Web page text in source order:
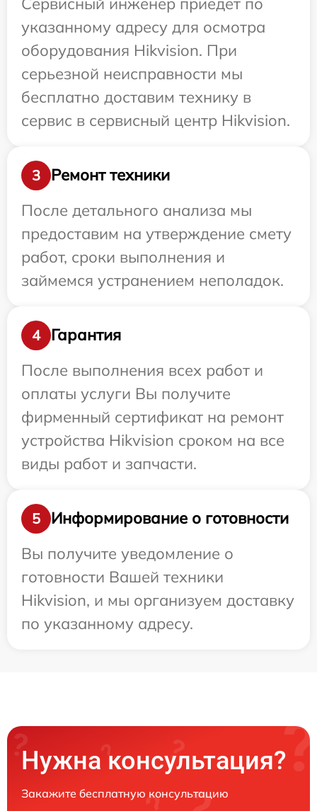
указанному адресу для осмотра
оборудования Hikvision. При
серьезной неисправности мы
бесплатно доставим технику в
сервис в сервисный центр Hikvision.
3
Ремонт техники
После детального анализа мы
предоставим на утверждение смету
работ, сроки выполнения и
займемся устранением неполадок.
4
Гарантия
После выполнения всех работ и
оплаты услуги Вы получите
фирменный сертификат на ремонт
устройства Hikvision сроком на все
виды работ и запчасти.
5
Информирование о готовности
Вы получите уведомление о
готовности Вашей техники
Hikvision, и мы организуем доставку
по указанному адресу.
Нужна консультация?
Закажите бесплатную консультацию